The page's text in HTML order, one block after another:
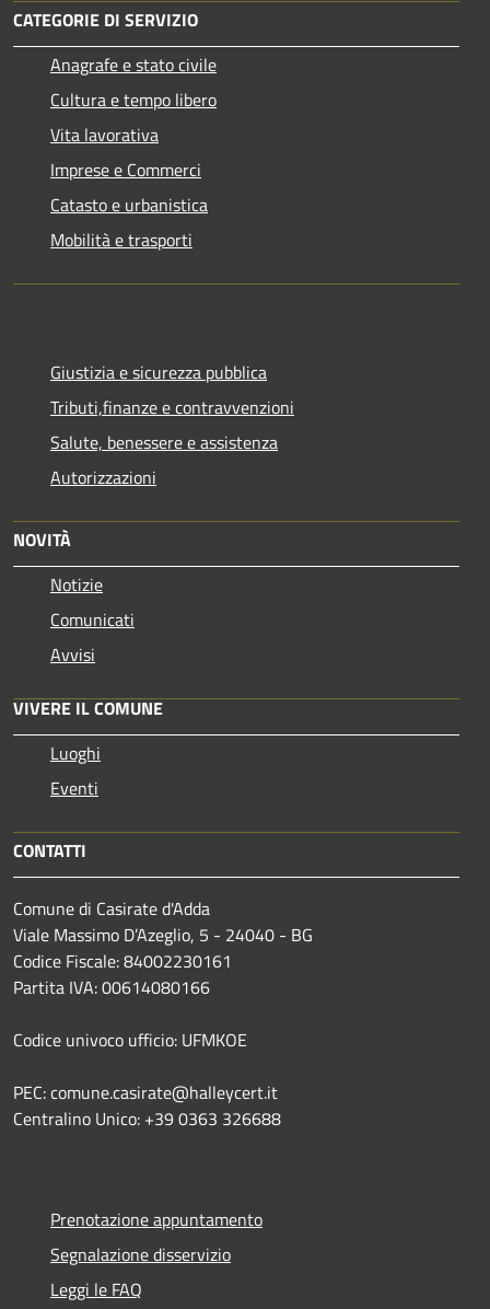
CATEGORIE DI SERVIZIO
Anagrafe e stato civile
Cultura e tempo libero
Vita lavorativa
Imprese e Commerci
Catasto e urbanistica
Mobilità e trasporti
Giustizia e sicurezza pubblica
Tributi,finanze e contravvenzioni
Salute, benessere e assistenza
Autorizzazioni
NOVITÀ
Notizie
Comunicati
Avvisi
VIVERE IL COMUNE
Luoghi
Eventi
CONTATTI
Comune di Casirate d'Adda
Viale Massimo D’Azeglio, 5 - 24040 - BG
Codice Fiscale: 84002230161
Partita IVA: 00614080166
Codice univoco ufficio: UFMKOE
PEC: comune.casirate@halleycert.it
Centralino Unico: +39 0363 326688
Prenotazione appuntamento
Segnalazione disservizio
Leggi le FAQ